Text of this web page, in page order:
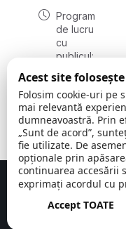
Program
de lucru
cu
publicul:
08:00 -
16:30
, vineri:
08:00 -
14:00
Comuna Cerchezu ©
Concept realizat de
Acest site
Folosim cookie-uri pe
mai relevantă
dumneavoastră. Prin
„Sunt de acord”,
fie utilizate. De
opționale prin
continuarea accesării
exprimați acordul cu
Accept TOATE